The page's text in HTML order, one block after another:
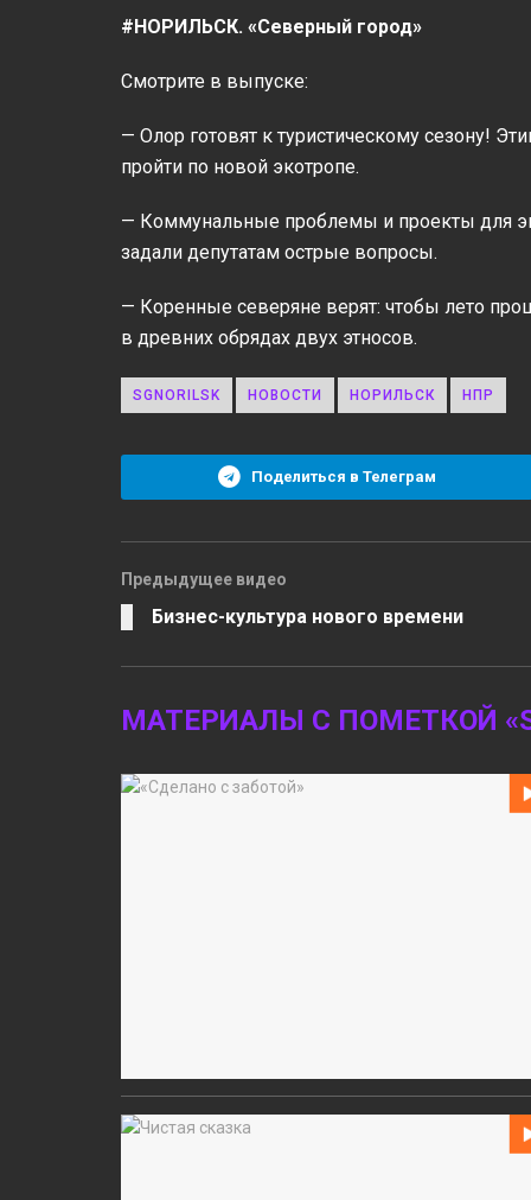
#НОРИЛЬСК. «Северный город»
Смотрите в выпуске:
— Олор готовят к туристическому сезону!
пройти по новой экотропе.
— Коммунальные проблемы и проекты для
задали депутатам острые вопросы.
— Коренные северяне верят: чтобы лето
в древних обрядах двух этносов.
SGNORILSK НОВОСТИ НОРИЛЬСК НПР
Поделиться в Телеграм
Предыдущее видео
Бизнес-культура нового времени
МАТЕРИАЛЫ С ПОМЕТКОЙ